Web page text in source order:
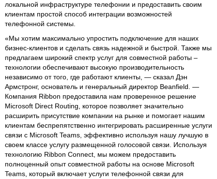
локальной инфраструктуре телефонии и предоставить своим
клиентам простой способ интеграции возможностей
телефонной системы.
«Мы хотим максимально упростить подключение для наших
бизнес-клиентов и сделать связь надежной и быстрой. Также мы
предлагаем широкий спектр услуг для совместной работы –
технологии обеспечивают высокую производительность
независимо от того, где работают клиенты, — сказал Дэн
Армстронг, основатель и генеральный директор Beanfield. —
Компания Ribbon предоставила нам проверенное решение
Microsoft Direct Routing, которое позволяет значительно
расширить присутствие компании на рынке и помогает нашим
клиентам беспрепятственно интегрировать расширенные услуги
связи с Microsoft Teams, эффективно используя нашу лучшую в
своем классе услугу размещенной голосовой связи. Используя
технологию Ribbon Connect, мы можем предоставить
полноценный опыт совместной работы на основе Microsoft
Teams, который включает услуги телефонной связи для